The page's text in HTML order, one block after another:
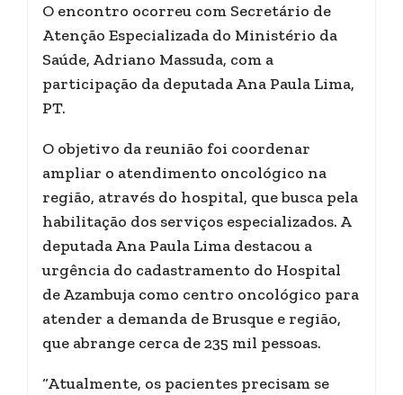
O encontro ocorreu com Secretário de
Atenção Especializada do Ministério da
Saúde, Adriano Massuda, com a
participação da deputada Ana Paula Lima,
PT.
O objetivo da reunião foi coordenar
ampliar o atendimento oncológico na
região, através do hospital, que busca pela
habilitação dos serviços especializados. A
deputada Ana Paula Lima destacou a
urgência do cadastramento do Hospital
de Azambuja como centro oncológico para
atender a demanda de Brusque e região,
que abrange cerca de 235 mil pessoas.
“Atualmente, os pacientes precisam se